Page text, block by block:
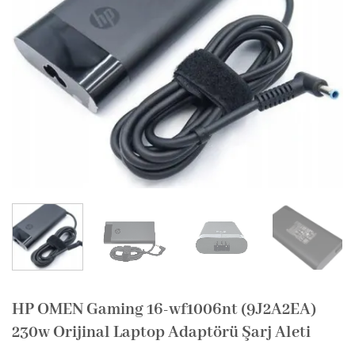
HP OMEN Gaming 16-wf1006nt (9J2A2EA)
230w Orijinal Laptop Adaptörü Şarj Aleti